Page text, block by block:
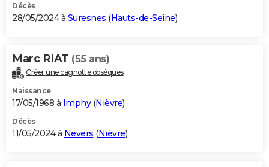
Décès
28/05/2024 à Suresnes (Hauts-de-Seine)
Marc RIAT (55 ans)
Créer une cagnotte obsèques
Naissance
17/05/1968 à Imphy(Nièvre)
Décès
11/05/2024 à Nevers (Nièvre)